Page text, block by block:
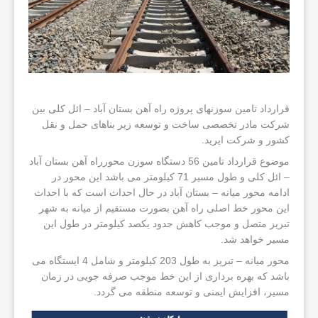
قرارداد تامین سوزنهای پروژه راه آهن بستان آباد – ائل کلی بین
شرکت مادر تخصصی ساخت و توسعه زیر بناهای حمل و نقل
کشور و شرکت ایرید.
موضوع قرارداد تامین 56 دستگاه سوزن محورراه آهن بستان آباد
– ائل کلی و طول مسیر 71 کیلومتر می باشد این محور در
ادامه محور میانه – بستان آباد در حال احداث است که با احداث
این محور خط اصلی راه آهن بصورت مستقیم از میانه به شهر
تبریز متصل و موجب کاهش حدود یکصد کیلومتر در طول این
مسیر خواهد شد.
محور میانه – تبریز به طول 203 کیلومتر و شامل 4 ایستگاه می
باشد که بهره برداری از این خط موجب صرفه جویی در زمان
مسیر، افزایش ایمنی و توسعه منطقه می گردد.